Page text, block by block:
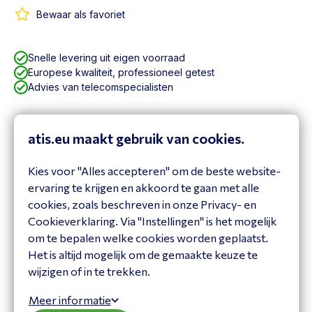
Bewaar als favoriet
Snelle levering uit eigen voorraad
Europese kwaliteit, professioneel getest
Advies van telecomspecialisten
Specificaties
Specificaties
Product
Brand
Yealink
Itemcode
CMKIT-121
Vraag het onze expert!
atis.eu maakt gebruik van cookies.
Kies voor "Alles accepteren" om de beste website-
ervaring te krijgen en akkoord te gaan met alle
cookies, zoals beschreven in onze Privacy- en
Cookieverklaring. Via "Instellingen" is het mogelijk
om te bepalen welke cookies worden geplaatst.
Het is altijd mogelijk om de gemaakte keuze te
wijzigen of in te trekken.
Meer informatie